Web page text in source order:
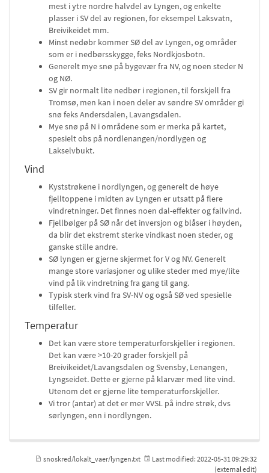
mest i ytre nordre halvdel av Lyngen, og enkelte
plasser i SV del av regionen, for eksempel Laksvatn,
Breivikeidet mm.
Minst nedøbr kommer SØ del av Lyngen, og områder
som er i nedbørsskygge, feks Nordkjosbotn.
Generelt mye snø på bygevær fra NV, og noen steder N
og NØ.
SV gir normalt lite nedbør i regionen, til forskjell fra
Tromsø, men kan i noen deler av søndre SV områder gi
snø feks Andersdalen, Lavangsdalen.
Mye snø på N i områdene som er merka på kartet,
spesielt obs på nordlenangen/nordlygen og
Lakselvbukt.
Vind
Kyststrøkene i nordlyngen, og generelt de høye
fjelltoppene i midten av Lyngen er utsatt på flere
vindretninger. Det finnes noen dal-effekter og fallvind.
Fjellbølger på SØ når det inversjon og blåser i høyden,
da blir det ekstremt sterke vindkast noen steder, og
ganske stille andre.
SØ lyngen er gjerne skjermet for V og NV. Generelt
mange store variasjoner og ulike steder med mye/lite
vind på lik vindretning fra gang til gang.
Typisk sterk vind fra SV-NV og også SØ ved spesielle
tilfeller.
Temperatur
Det kan være store temperaturforskjeller i regionen.
Det kan være >10-20 grader forskjell på
Breivikeidet/Lavangsdalen og Svensby, Lenangen,
Lyngseidet. Dette er gjerne på klarvær med lite vind.
Utenom det er gjerne lite temperaturforskjeller.
Vi tror (antar) at det er mer VVSL på indre strøk, dvs
sørlyngen, enn i nordlyngen.
snoskred/lokalt_vaer/lyngen.txt Last modified: 2022-05-31 09:29:32
(external edit)